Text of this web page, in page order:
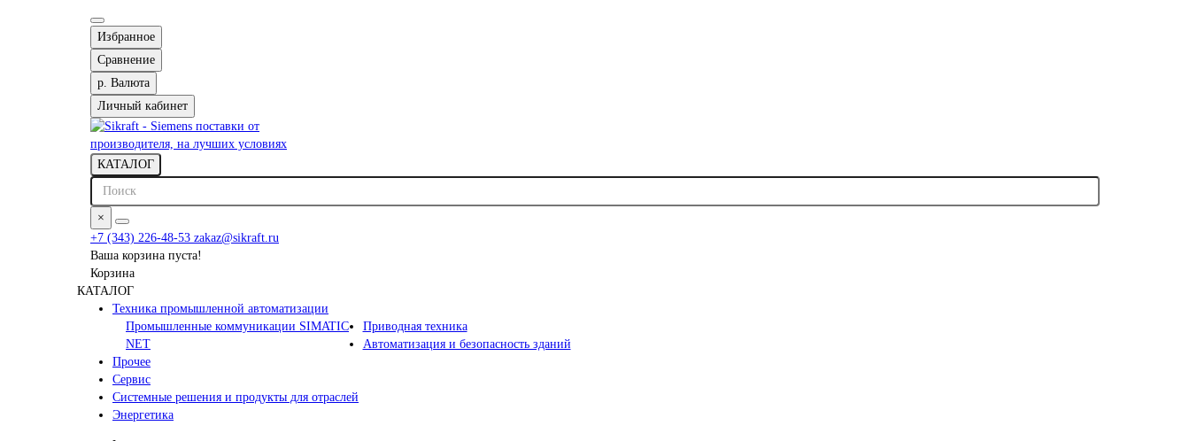
Избранное
Сравнение
р. Валюта
Личный кабинет
КАТАЛОГ
×
+7 (343) 226-48-53 zakaz@sikraft.ru
Ваша корзина пуста!
Корзина
КАТАЛОГ
Техника промышленной автоматизации
Промышленные коммуникации SIMATIC
NET
Приводная техника
Автоматизация и безопасность зданий
Прочее
Сервис
Системные решения и продукты для отраслей
Энергетика